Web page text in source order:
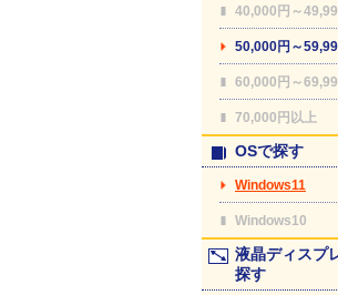
40,000円～
50,000円～
60,000円～
70,000円以上
OSで探す
Windows11
Windows10
液晶ディスプ
探す